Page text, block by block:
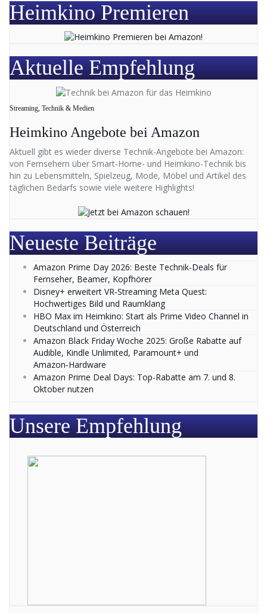
Heimkino Premieren
Aktuelle Empfehlung
Streaming, Technik & Medien
Heimkino Angebote bei Amazon
Aktuell gibt es wieder diverse Technik-Angebote bei Amazon:
von Fernsehern über Smart-Home- und Heimkino-Technik bis
hin zu Lebensmitteln, Spielzeug, Mode, Möbel und Artikel des
täglichen Bedarfs sowie viele weitere Highlights!
Neueste Beiträge
Amazon Prime Day 2026: Beste Technik-Deals für
Fernseher, Beamer, Kopfhörer
Disney+ erweitert VR‑Streaming Meta Quest:
Hochwertiges Bild und Raumklang
HBO Max im Heimkino: Start als Prime Video Channel in
Deutschland und Österreich
Amazon Black Friday Woche 2025: Große Rabatte auf
Audible, Kindle Unlimited, Paramount+ und
Amazon‑Hardware
Amazon Prime Deal Days: Top-Rabatte am 7. und 8.
Oktober nutzen
Unsere Empfehlung